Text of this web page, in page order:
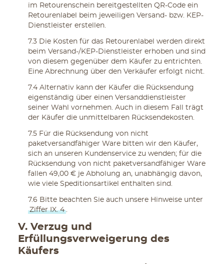
im Retourenschein bereitgestellten QR-Code ein
Retourenlabel beim jeweiligen Versand- bzw. KEP-
Dienstleister erstellen.
7.3 Die Kosten für das Retourenlabel werden direkt
beim Versand-/KEP-Dienstleister erhoben und sind
von diesem gegenüber dem Käufer zu entrichten.
Eine Abrechnung über den Verkäufer erfolgt nicht.
7.4 Alternativ kann der Käufer die Rücksendung
eigenständig über einen Versanddienstleister
seiner Wahl vornehmen. Auch in diesem Fall trägt
der Käufer die unmittelbaren Rücksendekosten.
7.5 Für die Rücksendung von nicht
paketversandfähiger Ware bitten wir den Käufer,
sich an unseren Kundenservice zu wenden; für die
Rücksendung von nicht paketversandfähiger Ware
fallen 49,00 € je Abholung an, unabhängig davon,
wie viele Speditionsartikel enthalten sind.
7.6 Bitte beachten Sie auch unsere Hinweise unter
Ziffer IX. 4 .
V. Verzug und
Erfüllungsverweigerung des
Käufers